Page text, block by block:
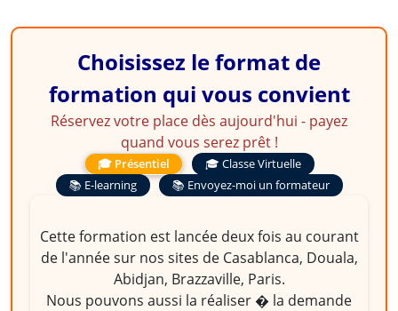
Choisissez le format de
formation qui vous convient
Réservez votre place dès aujourd'hui - payez
quand vous serez prêt !
🎓 Présentiel
🎓 Classe Virtuelle
📚 E-learning
📚 Envoyez-moi un formateur
Cette formation est lancée deux fois au courant
de l'année sur nos sites de Casablanca, Douala,
Abidjan, Brazzaville, Paris.
Nous pouvons aussi la réaliser � la demande